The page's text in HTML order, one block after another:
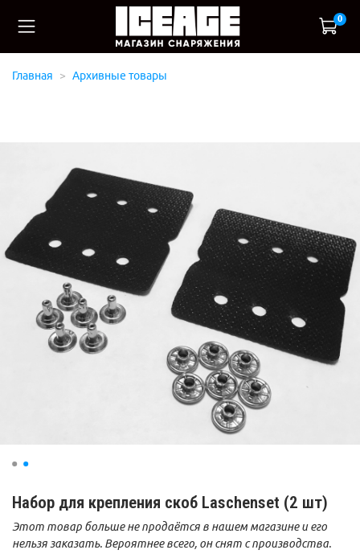
0
Главная Архивные товары
Набор для крепления скоб Laschenset (2 шт)
Этот товар больше не продаётся в нашем магазине и его
нельзя заказать. Вероятнее всего, он снят с производства.